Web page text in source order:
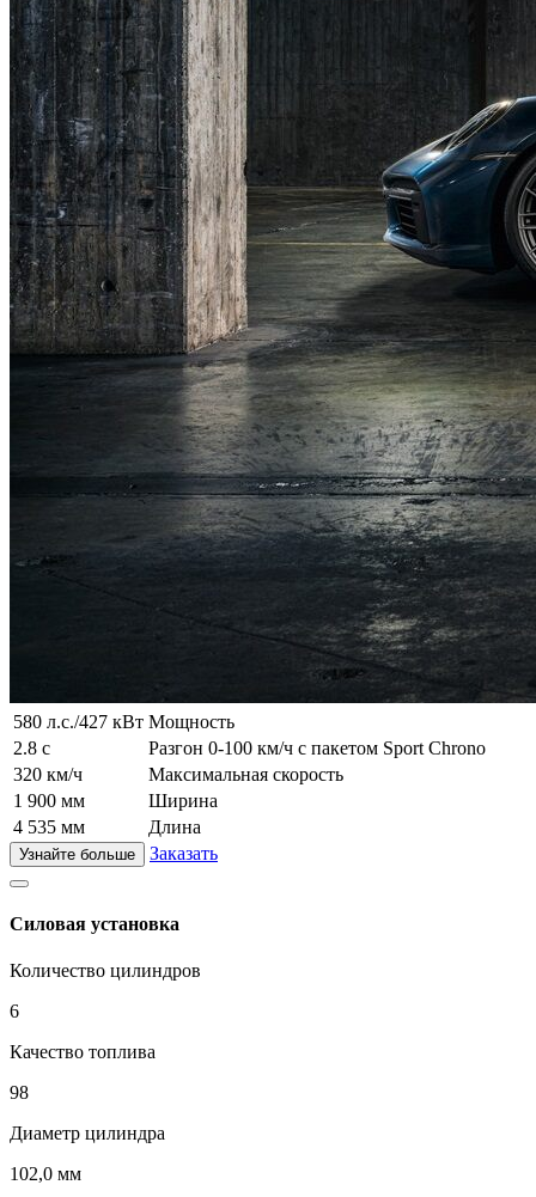
580 л.с./427 кВт Мощность
2.8 с
Разгон 0-100 км/ч с пакетом Sport Chrono
320 км/ч
Максимальная скорость
1 900 мм
Ширина
4 535 мм
Длина
Узнайте больше Заказать
Силовая установка
Количество цилиндров
6
Качество топлива
98
Диаметр цилиндра
102,0 мм